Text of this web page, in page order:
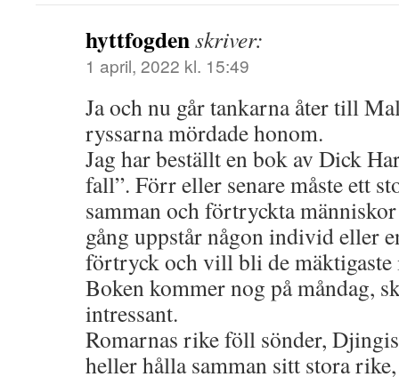
hyttfogdenskriver:
1 april, 2022 kl. 15:49
Ja och nu går tankarna åter till
ryssarna mördade honom.
Jag har beställt en bok av Dick
fall”. Förr eller senare måste ett
samman och förtryckta
gång uppstår någon individ eller
förtryck och vill bli de mäktigaste
Boken kommer nog på måndag,
intressant.
Romarnas rike föll sönder,
heller hålla samman sitt stora